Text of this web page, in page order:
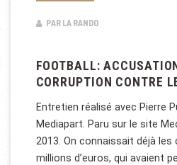
PAR LA RANDO
FOOTBALL:
CORRUPTION CONTRE
Entretien réalisé avec Pierre
Mediapart. Paru sur le site
2013. On connaissait déjà
millions d’euros, qui avaient